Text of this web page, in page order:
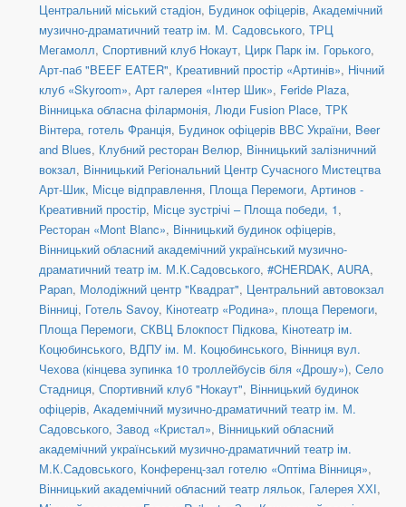
Центральний міський стадіон, Будинок офіцерів, Академічний
музично-драматичний театр ім. М. Садовського, ТРЦ
Мегамолл, Спортивний клуб Нокаут, Цирк Парк ім. Горького,
Арт-паб "BEEF EATER", Креативний простір «Артинів», Нічний
клуб «Skyroom», Арт галерея «Інтер Шик», Feride Plaza,
Вінницька обласна філармонія, Люди Fusion Place, ТРК
Вінтера, готель Франція, Будинок офіцерів ВВС України, Beer
and Blues, Клубний ресторан Велюр, Вінницький залізничний
вокзал, Вінницький Регіональний Центр Сучасного Мистецтва
Арт-Шик, Місце відправлення, Площа Перемоги, Артинов -
Креативний простір, Місце зустрічі – Площа победи, 1,
Ресторан «Mont Blanc», Вінницький будинок офіцерів,
Вінницький обласний академічний український музично-
драматичний театр ім. М.К.Садовського, #CHERDAK, AURA,
Papan, Молодіжний центр "Квадрат", Центральний автовокзал
Вінниці, Готель Savoy, Кінотеатр «Родина», площа Перемоги,
Площа Перемоги, СКВЦ Блокпост Підкова, Кінотеатр ім.
Коцюбинського, ВДПУ ім. М. Коцюбинського, Вінниця вул.
Чехова (кінцева зупинка 10 троллейбусів біля «Дрошу»), Село
Стадниця, Спортивний клуб "Нокаут", Вінницький будинок
офіцерів, Академічний музично-драматичний театр ім. М.
Садовського, Завод «Кристал», Вінницький обласний
академічний український музично-драматичний театр ім.
М.К.Садовського, Конференц-зал готелю «Оптіма Вінниця»,
Вінницький академічний обласний театр ляльок, Галерея ХХІ,